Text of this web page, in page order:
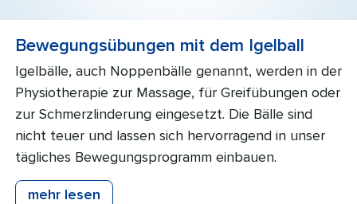
Bewegungsübungen mit dem Igelball
Igelbälle, auch Noppenbälle genannt, werden in der
Physiotherapie zur Massage, für Greifübungen oder
zur Schmerzlinderung eingesetzt. Die Bälle sind
nicht teuer und lassen sich hervorragend in unser
tägliches Bewegungsprogramm einbauen.
mehr lesen